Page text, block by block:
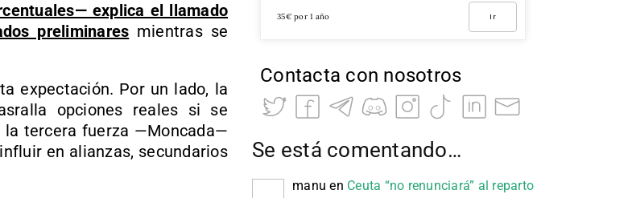
explica el llamado
preliminares mientras se
expectación. Por un lado, la
opciones reales si se
la tercera fuerza —Moncada—
en alianzas, secundarios
35€ por 1 año Ir
Contacta con nosotros
Se está comentando…
manu en Ceuta “no renunciará” al reparto